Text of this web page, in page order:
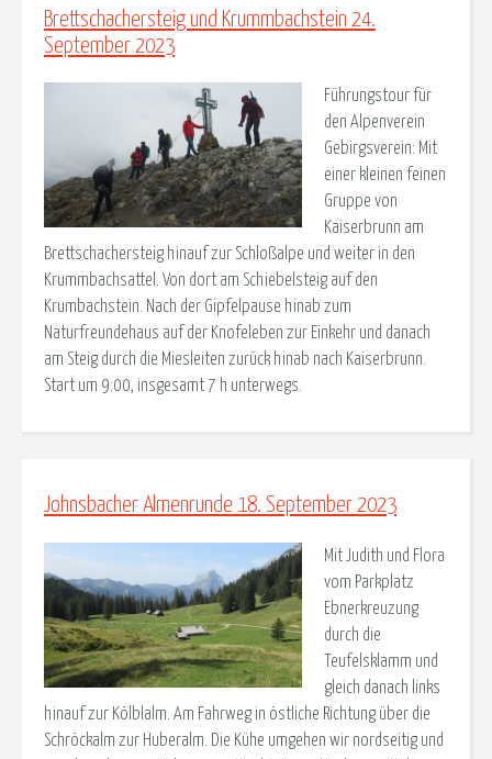
Brettschachersteig und Krummbachstein 24.
September 2023
Führungstour für
den Alpenverein
Gebirgsverein: Mit
einer kleinen feinen
Gruppe von
Kaiserbrunn am
Brettschachersteig hinauf zur Schloßalpe und weiter in den
Krummbachsattel. Von dort am Schiebelsteig auf den
Krumbachstein. Nach der Gipfelpause hinab zum
Naturfreundehaus auf der Knofeleben zur Einkehr und danach
am Steig durch die Miesleiten zurück hinab nach Kaiserbrunn.
Start um 9:00, insgesamt 7 h unterwegs.
Johnsbacher Almenrunde 18. September 2023
Mit Judith und Flora
vom Parkplatz
Ebnerkreuzung
durch die
Teufelsklamm und
gleich danach links
hinauf zur Kölblalm. Am Fahrweg in östliche Richtung über die
Schröckalm zur Huberalm. Die Kühe umgehen wir nordseitig und